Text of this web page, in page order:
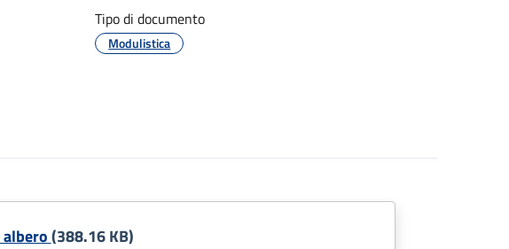
Tipo di documento
Modulistica
(388.16 KB)